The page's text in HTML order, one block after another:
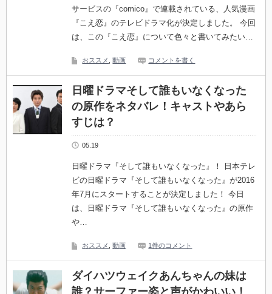
サービスの『comico』で連載されている、人気漫画
『こえ恋』のテレビドラマ化が決定しました。 今回
は、この『こえ恋』について色々と書いてみたい…
おススメ ,動画 コメントを書く
日曜ドラマそして誰もいなくなった
の原作をネタバレ！キャストやあら
すじは？
05.19
日曜ドラマ『そして誰もいなくなった』！ 日本テレ
ビの日曜ドラマ『そして誰もいなくなった』が2016
年7月にスタートすることが決定しました！ 今日
は、日曜ドラマ『そして誰もいなくなった』の原作
や…
おススメ ,動画 1件のコメント
ダイハツウェイクあんちゃんの妹は
誰？サーファー姿と声がかわいい！